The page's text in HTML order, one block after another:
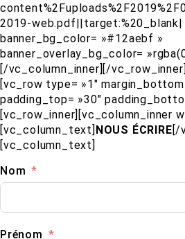
2019-web.pdf||target:%20_blank|
banner_bg_color= »#12aebf »
banner_overlay_bg_color=
[/vc_column_inner][/
[vc_row type= »1″
padding_top= »30″
[vc_row_inner][vc_column_inner
[vc_column_text] NOUS ÉCRIRE[/
[vc_column_text]
Nom
Prénom